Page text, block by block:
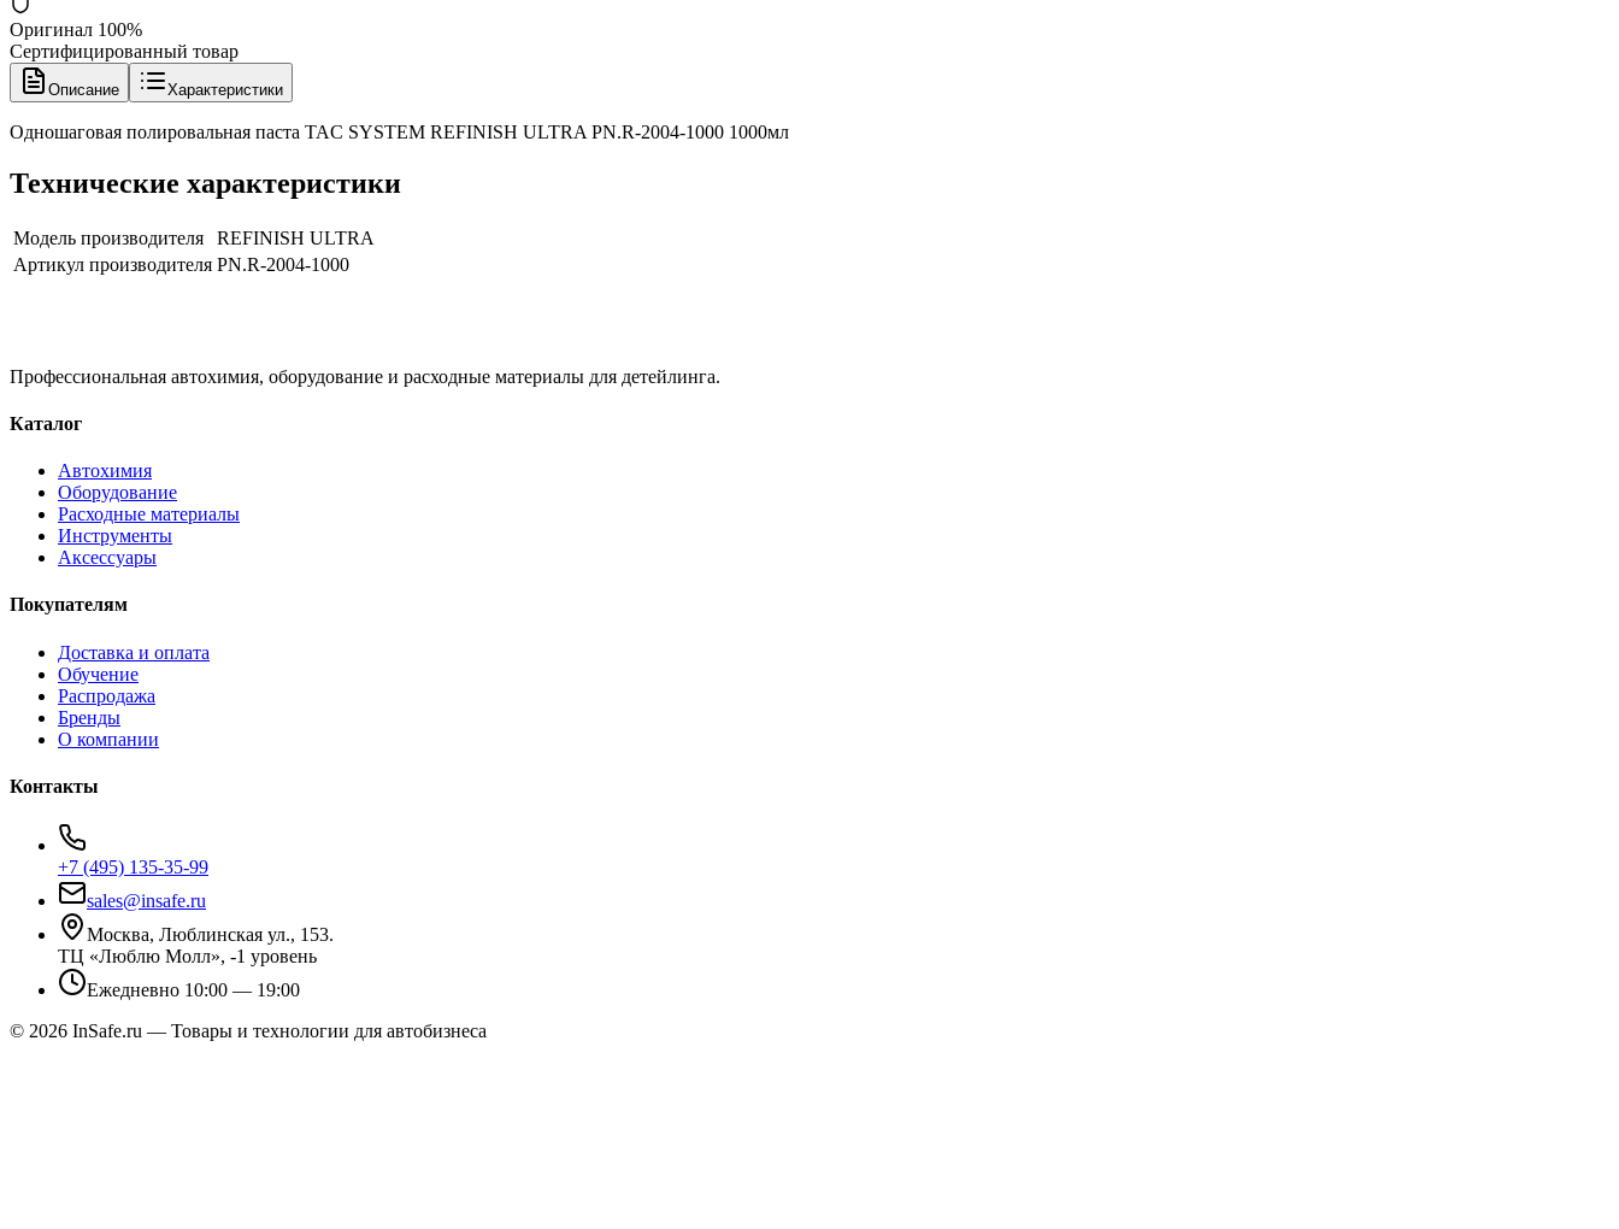
Оригинал 100%
Сертифицированный товар
Описание Характеристики
Одношаговая полировальная паста TAC SYSTEM REFINISH ULTRA PN.R-2004-1000 1000мл
Технические характеристики
Модель производителя
REFINISH ULTRA
Артикул производителя PN.R-2004-1000
Профессиональная автохимия, оборудование и расходные материалы для детейлинга.
Каталог
Автохимия
Оборудование
Расходные материалы
Инструменты
Аксессуары
Покупателям
Доставка и оплата
Обучение
Распродажа
Бренды
О компании
Контакты
+7 (495) 135-35-99
sales@insafe.ru
Москва, Люблинская ул., 153.
ТЦ «Люблю Молл», -1 уровень
Ежедневно 10:00 — 19:00
© 2026 InSafe.ru — Товары и технологии для автобизнеса